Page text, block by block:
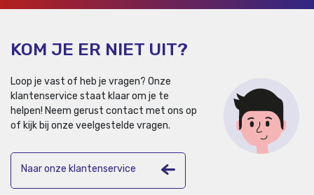
KOM JE ER NIET UIT?
Loop je vast of heb je vragen? Onze
klantenservice staat klaar om je te
helpen! Neem gerust contact met ons op
of kijk bij onze veelgestelde vragen.
Naar onze klantenservice